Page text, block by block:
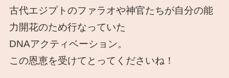
古代エジプトのファラオや神官たちが自分の能
力開花のため行なっていた
DNAアクティベーション。
この恩恵を受けてとってくださいね！